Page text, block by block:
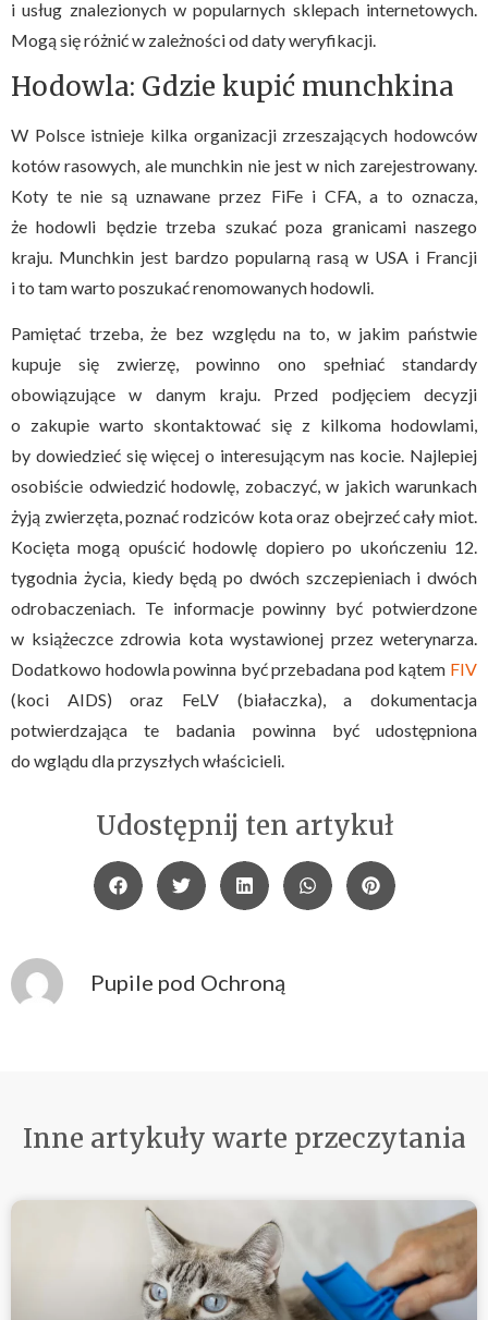
i usług znalezionych w popularnych sklepach internetowych.
Mogą się różnić w zależności od daty weryfikacji.
Hodowla: Gdzie kupić munchkina
W Polsce istnieje kilka organizacji zrzeszających hodowców
kotów rasowych, ale munchkin nie jest w nich zarejestrowany.
Koty te nie są uznawane przez FiFe i CFA, a to oznacza,
że hodowli będzie trzeba szukać poza granicami naszego
kraju. Munchkin jest bardzo popularną rasą w USA i Francji
i to tam warto poszukać renomowanych hodowli.
Pamiętać trzeba, że bez względu na to, w jakim państwie
kupuje się zwierzę, powinno ono spełniać standardy
obowiązujące w danym kraju. Przed podjęciem decyzji
o zakupie warto skontaktować się z kilkoma hodowlami,
by dowiedzieć się więcej o interesującym nas kocie. Najlepiej
osobiście odwiedzić hodowlę, zobaczyć, w jakich warunkach
żyją zwierzęta, poznać rodziców kota oraz obejrzeć cały miot.
Kocięta mogą opuścić hodowlę dopiero po ukończeniu 12.
tygodnia życia, kiedy będą po dwóch szczepieniach i dwóch
odrobaczeniach. Te informacje powinny być potwierdzone
w książeczce zdrowia kota wystawionej przez weterynarza.
Dodatkowo hodowla powinna być przebadana pod kątem FIV
(koci AIDS) oraz FeLV (białaczka), a dokumentacja
potwierdzająca te badania powinna być udostępniona
do wglądu dla przyszłych właścicieli.
Udostępnij ten artykuł
Pupile pod Ochroną
Inne artykuły warte przeczytania